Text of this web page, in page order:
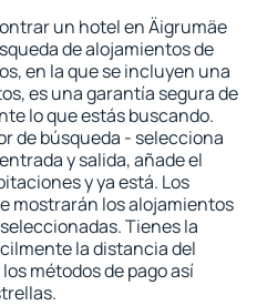
un hotel en Äigrumäe
de alojamientos de
en la que se incluyen una
es una garantía segura de
lo que estás buscando.
de búsqueda - selecciona
y salida, añade el
y ya está. Los
mostrarán los alojamientos
Tienes la
la distancia del
métodos de pago así